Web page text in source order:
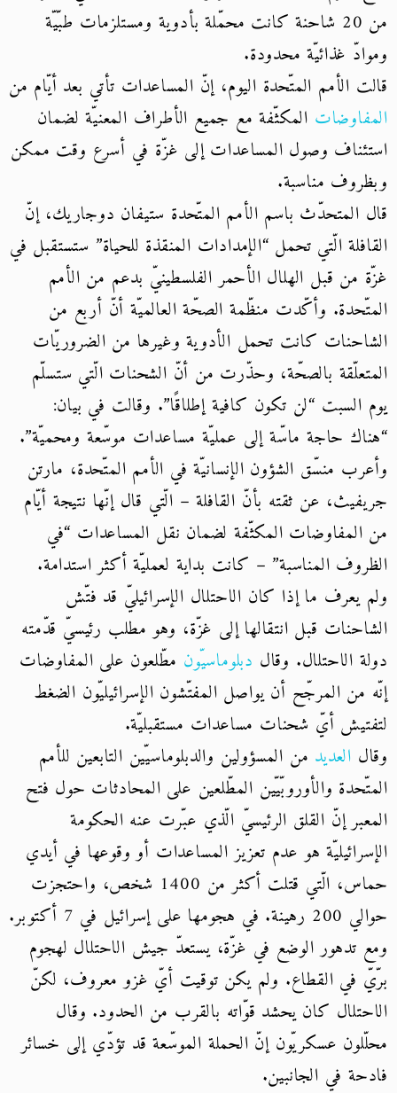
من 20 شاحنة كانت محمّلة بأدوية ومستلزمات طبّيّة
وموادّ غذائيّة محدودة.
قالت الأمم المتّحدة اليوم، إنّ المساعدات تأتي بعد أيّام من
المفاوضات المكثّفة مع جميع الأطراف المعنيّة لضمان
استئناف وصول المساعدات إلى غزّة في أسرع وقت ممكن
وبظروف مناسبة.
قال المتحدّث باسم الأمم المتّحدة ستيفان دوجاريك، إنّ
القافلة الّتي تحمل “الإمدادات المنقذة للحياة” ستستقبل في
غزّة من قبل الهلال الأحمر الفلسطينيّ بدعم من الأمم
المتّحدة. وأكّدت منظّمة الصحّة العالميّة أنّ أربع من
الشاحنات كانت تحمل الأدوية وغيرها من الضروريّات
المتعلّقة بالصحّة، وحذّرت من أنّ الشحنات الّتي ستسلّم
يوم السبت “لن تكون كافية إطلاقًا”. وقالت في بيان:
“هناك حاجة ماسّة إلى عمليّة مساعدات موسّعة ومحميّة”.
وأعرب منسّق الشؤون الإنسانيّة في الأمم المتّحدة، مارتن
جريفيث، عن ثقته بأنّ القافلة – الّتي قال إنّها نتيجة أيّام
من المفاوضات المكثّفة لضمان نقل المساعدات “في
الظروف المناسبة” – كانت بداية لعمليّة أكثر استدامة.
ولم يعرف ما إذا كان الاحتلال الإسرائيليّ قد فتّش
الشاحنات قبل انتقالها إلى غزّة، وهو مطلب رئيسيّ قدّمته
دولة الاحتلال. وقال دبلوماسيّون مطّلعون على المفاوضات
إنّه من المرجّح أن يواصل المفتّشون الإسرائيليّون الضغط
لتفتيش أيّ شحنات مساعدات مستقبليّة.
وقال العديد من المسؤولين والدبلوماسيّين التابعين للأمم
المتّحدة والأوروبّيّين المطّلعين على المحادثات حول فتح
المعبر إنّ القلق الرئيسيّ الّذي عبّرت عنه الحكومة
الإسرائيليّة هو عدم تعزيز المساعدات أو وقوعها في أيدي
حماس، الّتي قتلت أكثر من 1400 شخص، واحتجزت
حوالي 200 رهينة. في هجومها على إسرائيل في 7 أكتوبر.
ومع تدهور الوضع في غزّة، يستعدّ جيش الاحتلال لهجوم
برّيّ في القطاع. ولم يكن توقيت أيّ غزو معروف، لكنّ
الاحتلال كان يحشد قوّاته بالقرب من الحدود. وقال
محلّلون عسكريّون إنّ الحملة الموسّعة قد تؤدّي إلى خسائر
فادحة في الجانبين.